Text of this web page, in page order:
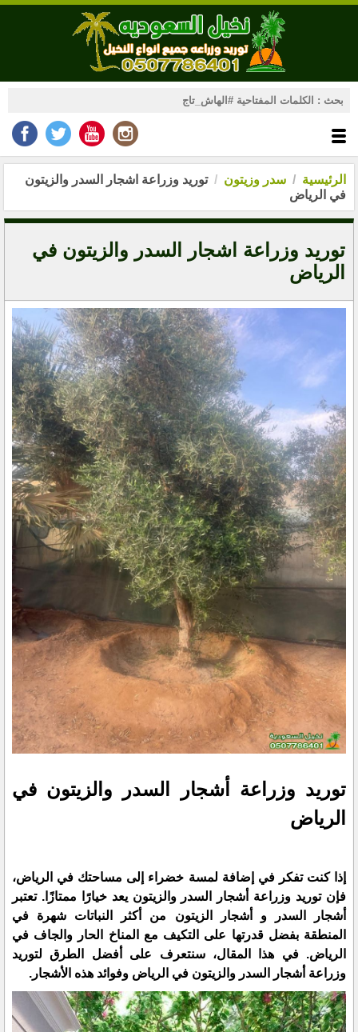
الرئيسية سدر وزيتون
توريد وزراعة اشجار السدر والزيتون
في الرياض
توريد وزراعة اشجار السدر والزيتون في
الرياض
توريد وزراعة أشجار السدر والزيتون في
الرياض
إذا كنت تفكر في إضافة لمسة خضراء إلى مساحتك في الرياض،
فإن توريد وزراعة أشجار السدر والزيتون يعد خيارًا ممتازًا. تعتبر
أشجار السدر و أشجار الزيتون من أكثر النباتات شهرة في
المنطقة بفضل قدرتها على التكيف مع المناخ الحار والجاف في
الرياض. في هذا المقال، سنتعرف على أفضل الطرق لتوريد
وزراعة أشجار السدر والزيتون في الرياض وفوائد هذه الأشجار.